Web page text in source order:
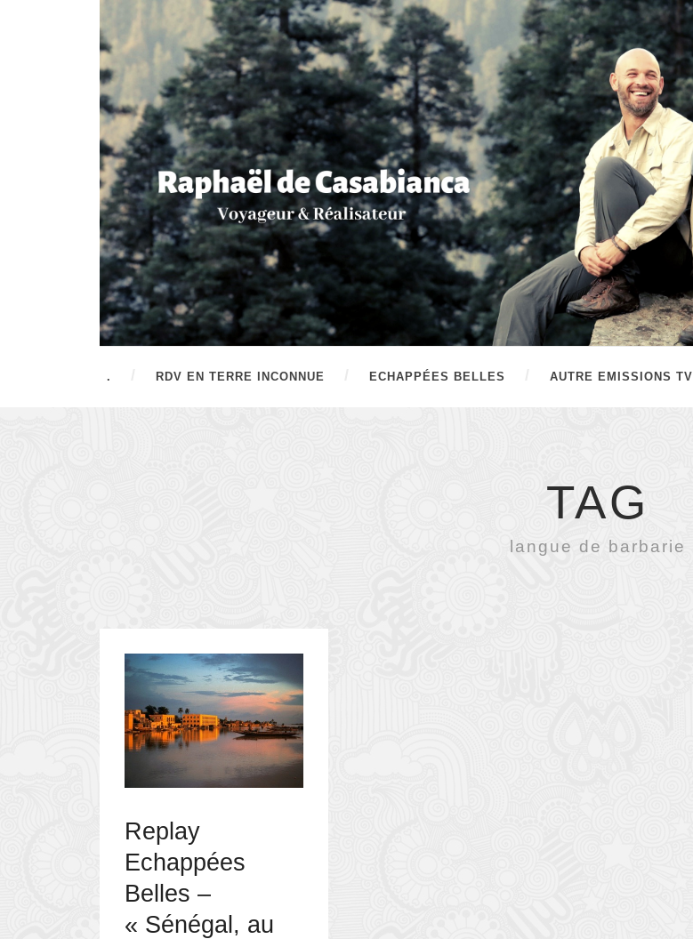
. RDV EN TERRE INCONNUE ECHAPPÉES BELLES AUTRE EMISSIONS TV
TAG
langue de barbarie
Replay
Echappées
Belles –
« Sénégal, au